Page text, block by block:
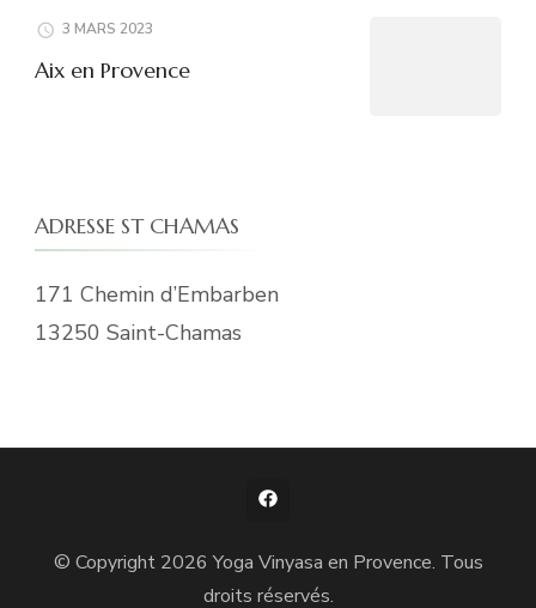
3 MARS 2023
Aix en Provence
ADRESSE ST CHAMAS
171 Chemin d’Embarben
13250 Saint-Chamas
© Copyright 2026Yoga Vinyasa en Provence. Tous
droits réservés.